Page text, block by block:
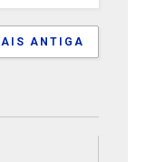
ANTIGA